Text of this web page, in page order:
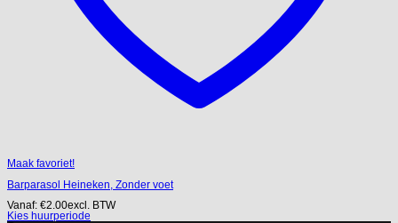
Maak favoriet!
Barparasol Heineken, Zonder voet
Vanaf: €2.00excl. BTW
Kies huurperiode